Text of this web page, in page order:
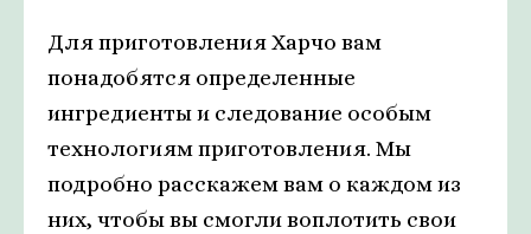
Для приготовления Харчо вам
понадобятся определенные
ингредиенты и следование особым
технологиям приготовления. Мы
подробно расскажем вам о каждом из
них, чтобы вы смогли воплотить свои